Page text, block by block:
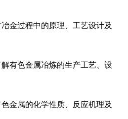
金过程中的原理、工艺设计及
有色金属冶炼的生产工艺、设
金属的化学性质、反应机理及